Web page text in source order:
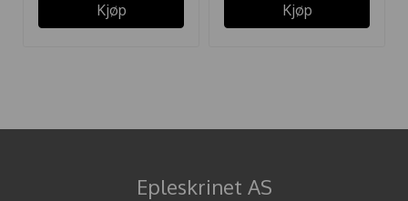
Kjøp Kjøp
Epleskrinet AS